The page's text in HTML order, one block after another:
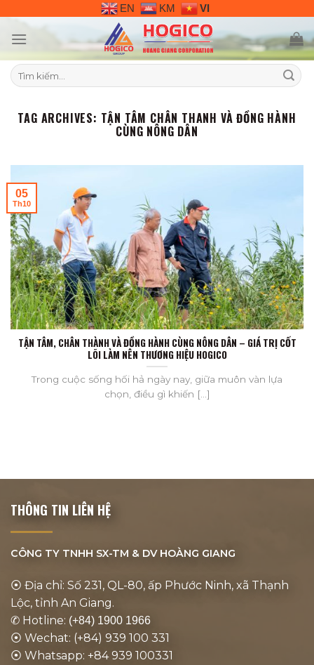
content
EN KM VI
Tìm
kiếm:
TAG ARCHIVES: TẬN TÂM CHÂN THANH VÀ ĐỒNG HÀNH
CÙNG NÔNG DÂN
TẬN TÂM, CHÂN THÀNH VÀ ĐỒNG HÀNH CÙNG NÔNG DÂN – GIÁ TRỊ CỐT
LÕI LÀM NÊN THƯƠNG HIỆU HOGICO
Trong cuộc sống hối hả ngày nay, giữa muôn vàn lựa
chọn, điều gì khiến [...]
05
Th10
THÔNG TIN LIÊN HỆ
CÔNG TY TNHH SX-TM & DV HOÀNG GIANG
⦿ Địa chỉ: Số 231, QL-80, ấp Phước Ninh, xã Thạnh
Lộc, tỉnh An Giang.
✆ Hotline: (+84) 1900 1966
⦿ Wechat: (+84) 939 100 331
⦿ Whatsapp: +84 939 100331